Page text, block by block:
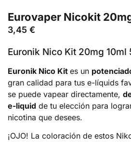
Eurovaper Nicokit
3,45 €
Euronik Nico Kit 20mg 10ml
Euronik Nico Kit es un
gran calidad para tus e-líquids
se puede vapear directamente,
e-liquid de tu elección para
nicotina que desees.
¡OJO! La coloración de estos